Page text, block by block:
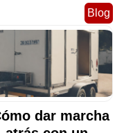
Blog
dar marcha